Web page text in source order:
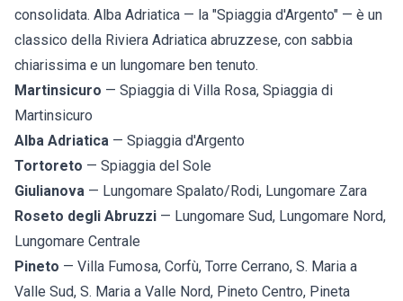
consolidata. Alba Adriatica — la "Spiaggia d'Argento" — è un
classico della Riviera Adriatica abruzzese, con sabbia
chiarissima e un lungomare ben tenuto.
Martinsicuro — Spiaggia di Villa Rosa, Spiaggia di
Martinsicuro
Alba Adriatica — Spiaggia d'Argento
Tortoreto — Spiaggia del Sole
Giulianova — Lungomare Spalato/Rodi, Lungomare Zara
Roseto degli Abruzzi — Lungomare Sud, Lungomare Nord,
Lungomare Centrale
Pineto — Villa Fumosa, Corfù, Torre Cerrano, S. Maria a
Valle Sud, S. Maria a Valle Nord, Pineto Centro, Pineta